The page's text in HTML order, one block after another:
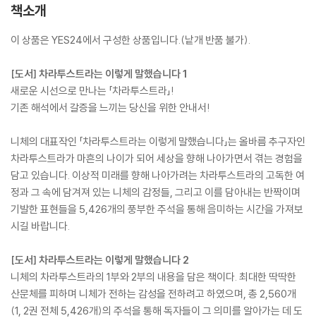
책소개
이 상품은 YES24에서 구성한 상품입니다.(낱개 반품 불가).
[도서] 차라투스트라는 이렇게 말했습니다 1
새로운 시선으로 만나는 「차라투스트라」!
기존 해석에서 갈증을 느끼는 당신을 위한 안내서!
니체의 대표작인 「차라투스트라는 이렇게 말했습니다」는 올바름 추구자인
차라투스트라가 마흔의 나이가 되어 세상을 향해 나아가면서 겪는 경험을
담고 있습니다. 이상적 미래를 향해 나아가려는 차라투스트라의 고독한 여
정과 그 속에 담겨져 있는 니체의 감정들, 그리고 이를 담아내는 반짝이며
기발한 표현들을 5,426개의 풍부한 주석을 통해 음미하는 시간을 가져보
시길 바랍니다.
[도서] 차라투스트라는 이렇게 말했습니다 2
니체의 차라투스트라의 1부와 2부의 내용을 담은 책이다. 최대한 딱딱한
산문체를 피하며 니체가 전하는 감성을 전하려고 하였으며, 총 2,560개
(1, 2권 전체 5,426개)의 주석을 통해 독자들이 그 의미를 알아가는 데 도